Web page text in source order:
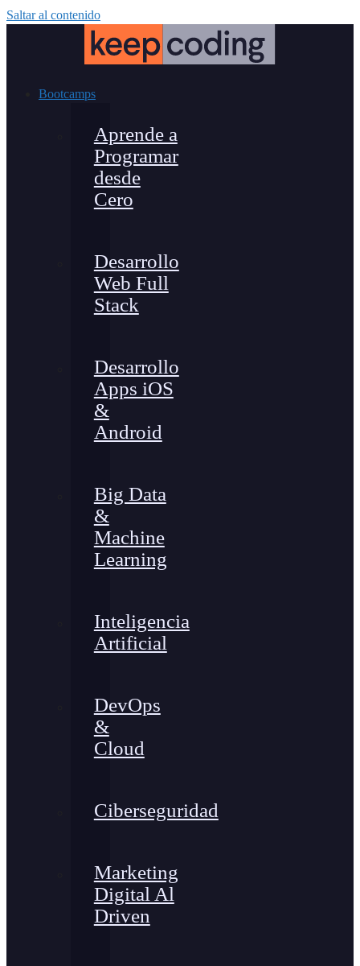
Saltar al contenido
Bootcamps
Aprende a
Programar
desde
Cero
Desarrollo
Web Full
Stack
Desarrollo
Apps iOS
&
Android
Big Data
&
Machine
Learning
Inteligencia
Artificial
DevOps
&
Cloud
Ciberseguridad
Marketing
Digital Al
Driven